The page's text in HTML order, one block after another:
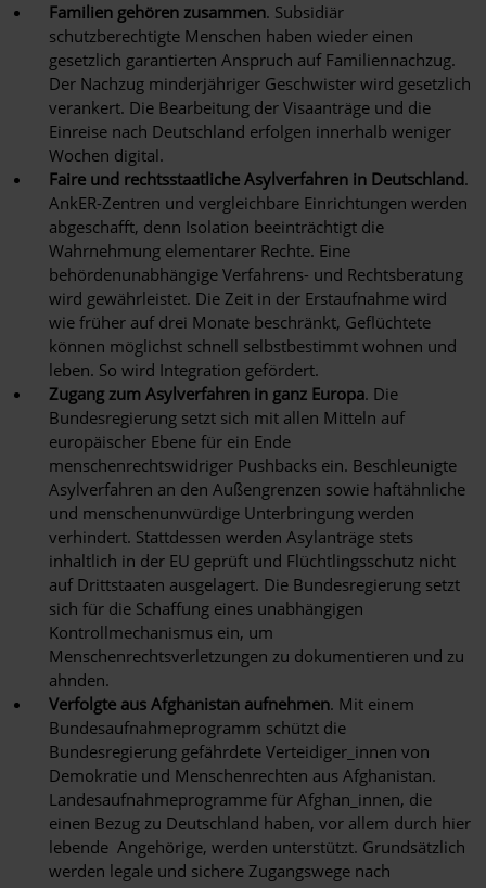
Familien gehören zusammen. Subsidiär
schutzberechtigte Menschen haben wieder einen
gesetzlich garantierten Anspruch auf Familiennachzug.
Der Nachzug minderjähriger Geschwister wird gesetzlich
verankert. Die Bearbeitung der Visaanträge und die
Einreise nach Deutschland erfolgen innerhalb weniger
Wochen digital.
Faire und rechtsstaatliche Asylverfahren in Deutschland.
AnkER-Zentren und vergleichbare Einrichtungen werden
abgeschafft, denn Isolation beeinträchtigt die
Wahrnehmung elementarer Rechte. Eine
behördenunabhängige Verfahrens- und Rechtsberatung
wird gewährleistet. Die Zeit in der Erstaufnahme wird
wie früher auf drei Monate beschränkt, Geflüchtete
können möglichst schnell selbstbestimmt wohnen und
leben. So wird Integration gefördert.
Zugang zum Asylverfahren in ganz Europa. Die
Bundesregierung setzt sich mit allen Mitteln auf
europäischer Ebene für ein Ende
menschenrechtswidriger Pushbacks ein. Beschleunigte
Asylverfahren an den Außengrenzen sowie haftähnliche
und menschenunwürdige Unterbringung werden
verhindert. Stattdessen werden Asylanträge stets
inhaltlich in der EU geprüft und Flüchtlingsschutz nicht
auf Drittstaaten ausgelagert. Die Bundesregierung setzt
sich für die Schaffung eines unabhängigen
Kontrollmechanismus ein, um
Menschenrechtsverletzungen zu dokumentieren und zu
ahnden.
Verfolgte aus Afghanistan aufnehmen. Mit einem
Bundesaufnahmeprogramm schützt die
Bundesregierung gefährdete Verteidiger_innen von
Demokratie und Menschenrechten aus Afghanistan.
Landesaufnahmeprogramme für Afghan_innen, die
einen Bezug zu Deutschland haben, vor allem durch hier
lebende Angehörige, werden unterstützt. Grundsätzlich
werden legale und sichere Zugangswege nach